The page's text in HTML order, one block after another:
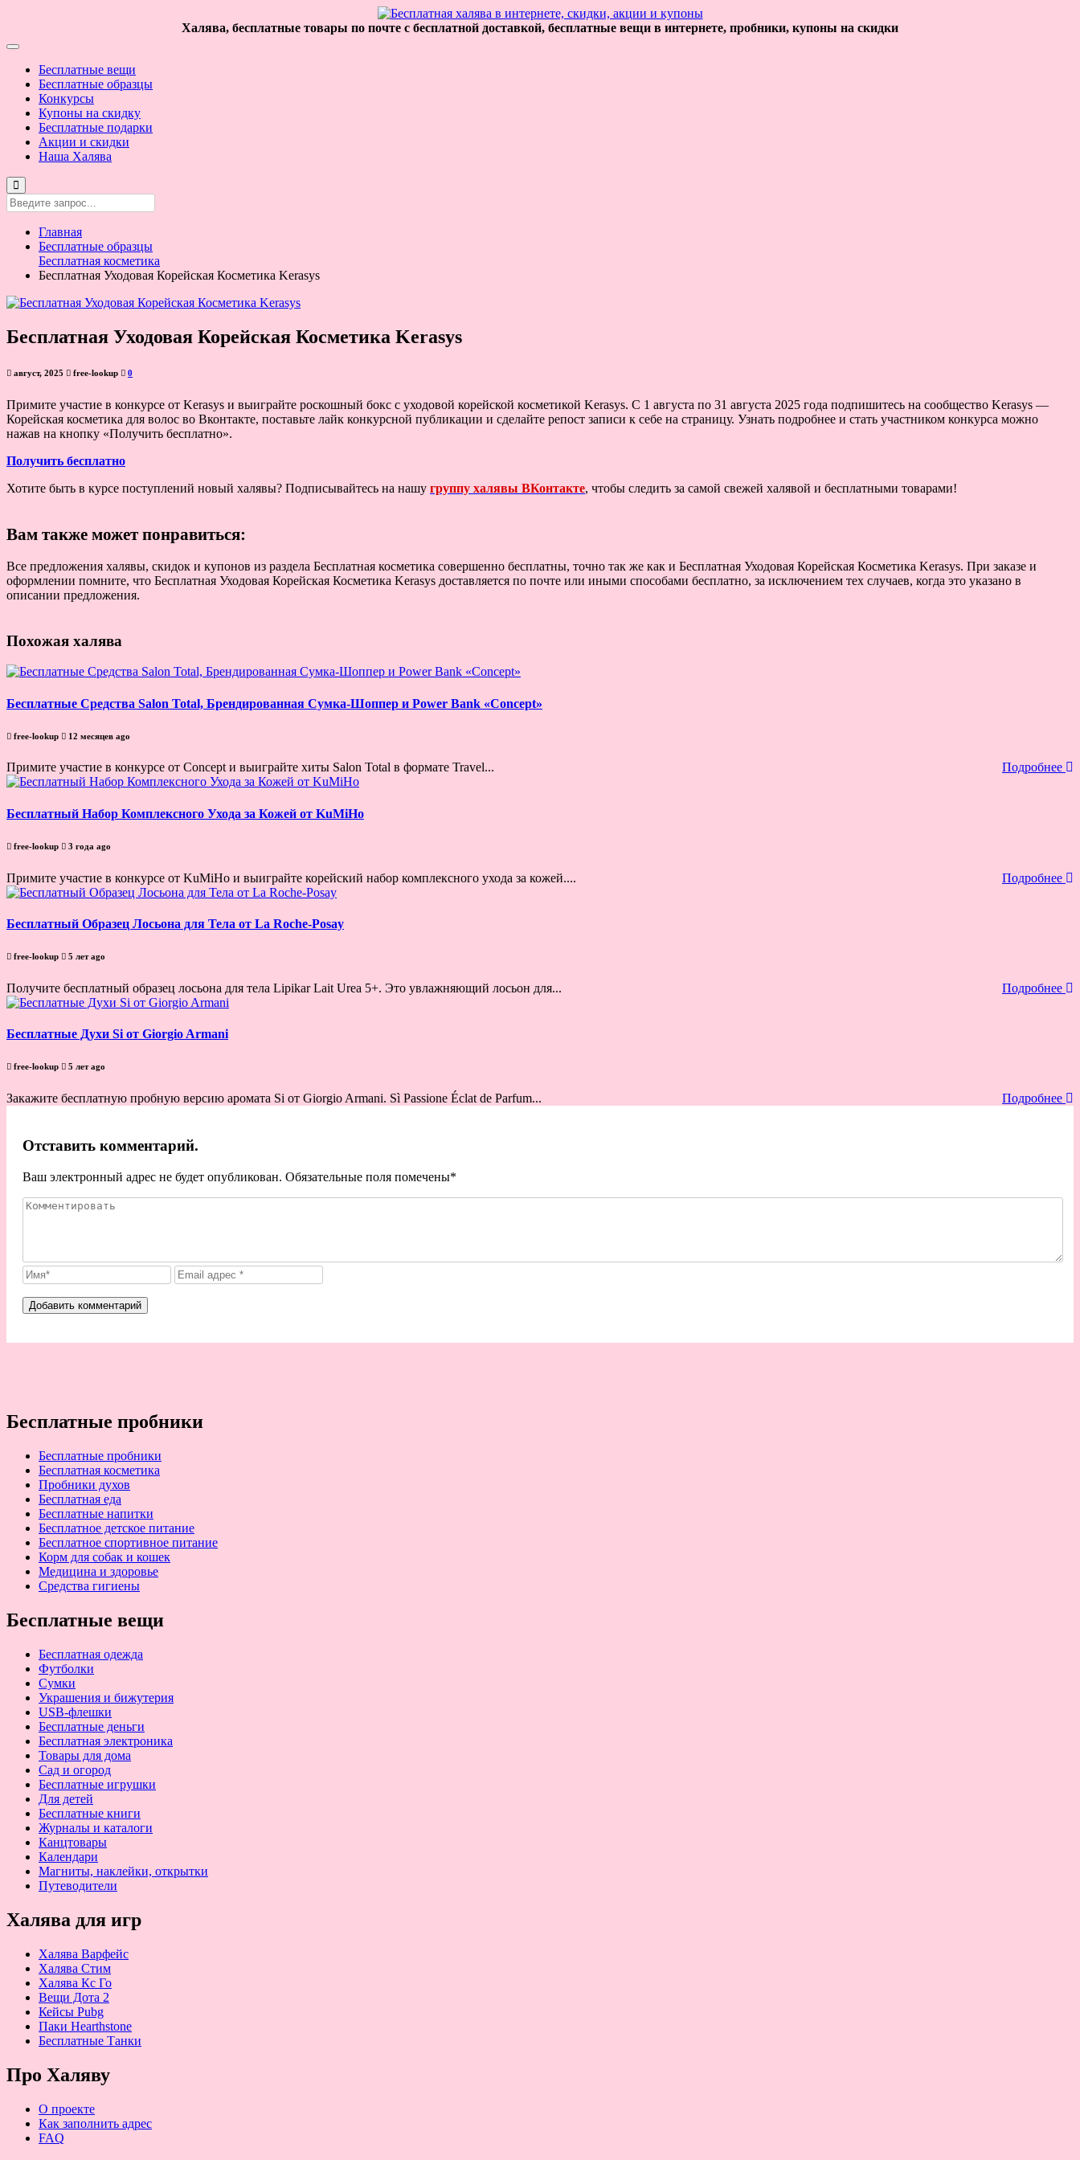
Халява, бесплатные товары по почте с бесплатной доставкой, бесплатные вещи в интернете, пробники, купоны на скидки
Бесплатные вещи
Бесплатные образцы
Конкурсы
Купоны на скидку
Бесплатные подарки
Акции и скидки
Наша Халява
Главная
Бесплатные образцы
Бесплатная косметика
Бесплатная Уходовая Корейская Косметика Kerasys
Бесплатная Уходовая Корейская Косметика Kerasys
август, 2025 free-lookup 0
Примите участие в конкурсе от Kerasys и выиграйте роскошный бокс с уходовой корейской косметикой Kerasys. С 1 августа по 31 августа 2025 года подпишитесь на сообщество Kerasys —
Корейская косметика для волос во Вконтакте, поставьте лайк конкурсной публикации и сделайте репост записи к себе на страницу. Узнать подробнее и стать участником конкурса можно
нажав на кнопку «Получить бесплатно».
Получить бесплатно
Хотите быть в курсе поступлений новый халявы? Подписывайтесь на нашу группу халявы ВКонтакте, чтобы следить за самой свежей халявой и бесплатными товарами!
Вам также может понравиться:
Все предложения халявы, скидок и купонов из раздела Бесплатная косметика совершенно бесплатны, точно так же как и Бесплатная Уходовая Корейская Косметика Kerasys. При заказе и
оформлении помните, что Бесплатная Уходовая Корейская Косметика Kerasys доставляется по почте или иными способами бесплатно, за исключением тех случаев, когда это указано в
описании предложения.
Похожая халява
Бесплатные Средства Salon Total, Брендированная Сумка-Шоппер и Power Bank «Concept»
free-lookup 12 месяцев ago
Примите участие в конкурсе от Concept и выиграйте хиты Salon Total в формате Travel... Подробнее
Бесплатный Набор Комплексного Ухода за Кожей от KuMiHo
free-lookup 3 года ago
Примите участие в конкурсе от KuMiHo и выиграйте корейский набор комплексного ухода за кожей.... Подробнее
Бесплатный Образец Лосьона для Тела от La Roche-Posay
free-lookup 5 лет ago
Получите бесплатный образец лосьона для тела Lipikar Lait Urea 5+. Это увлажняющий лосьон для... Подробнее
Бесплатные Духи Si от Giorgio Armani
free-lookup 5 лет ago
Закажите бесплатную пробную версию аромата Si от Giorgio Armani. Sì Passione Éclat de Parfum... Подробнее
Отставить комментарий.
Ваш электронный адрес не будет опубликован. Обязательные поля помечены*
Бесплатные пробники
Бесплатные пробники
Бесплатная косметика
Пробники духов
Бесплатная еда
Бесплатные напитки
Бесплатное детское питание
Бесплатное спортивное питание
Корм для собак и кошек
Медицина и здоровье
Средства гигиены
Бесплатные вещи
Бесплатная одежда
Футболки
Сумки
Украшения и бижутерия
USB-флешки
Бесплатные деньги
Бесплатная электроника
Товары для дома
Сад и огород
Бесплатные игрушки
Для детей
Бесплатные книги
Журналы и каталоги
Канцтовары
Календари
Магниты, наклейки, открытки
Путеводители
Халява для игр
Халява Варфейс
Халява Стим
Халява Кс Го
Вещи Дота 2
Кейсы Pubg
Паки Hearthstone
Бесплатные Танки
Про Халяву
О проекте
Как заполнить адрес
FAQ